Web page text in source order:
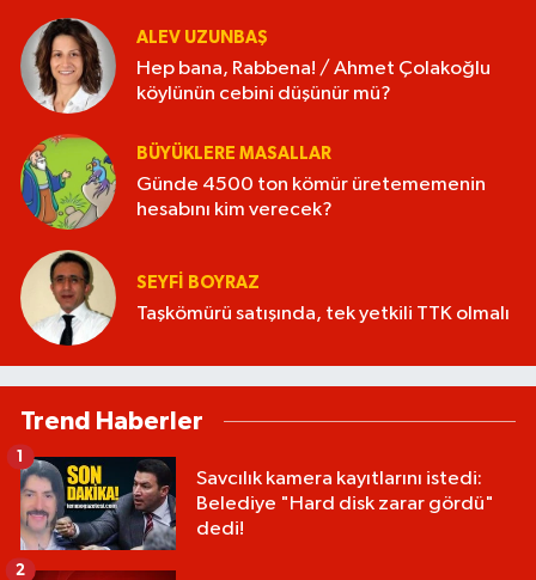
ALEV UZUNBAŞ
Hep bana, Rabbena! / Ahmet Çolakoğlu
köylünün cebini düşünür mü?
BÜYÜKLERE MASALLAR
Günde 4500 ton kömür üretememenin
hesabını kim verecek?
SEYFI BOYRAZ
Taşkömürü satışında, tek yetkili TTK olmalı
Trend Haberler
Savcılık kamera kayıtlarını istedi:
Belediye "Hard disk zarar gördü"
dedi!
1
2